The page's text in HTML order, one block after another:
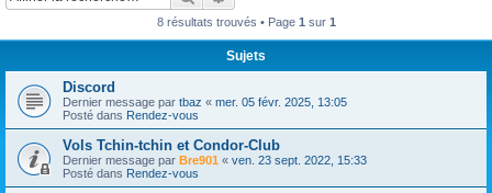
8 résultats trouvés • Page 1 sur 1
Sujets
Discord
Dernier message par tbaz « mer. 05 févr. 2025, 13:05
Posté dans Rendez-vous
Vols Tchin-tchin et Condor-Club
Dernier message par Bre901 « ven. 23 sept. 2022, 15:33
Posté dans Rendez-vous